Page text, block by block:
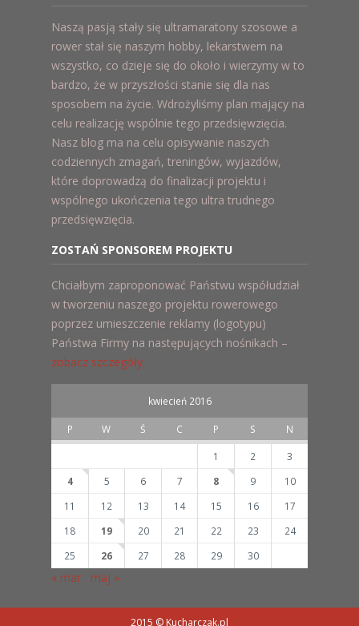
Naszą pasją stały się ultramaratony szosowe a
rower stał się naszym hobby, lekarstwem na
wszystko, co dzieje się do około i wierzymy w to
bardzo, że w przyszłości stanie się dla nas
sposobem na życie. Wdrożyliśmy plan mający na
celu realizację wspólnie tego przedsięwzięcia.
Nasz blog ma na celu opisywanie naszych
codziennych zmagań, treningów, wyjazdów,
które doprowadzą do finalizacji projektu i
wspólnego ukończenia tego ultra trudnego
przedsięwzięcia.
ZOSTAŃ SPONSOREM PROJEKTU
Chciałbym zaproponować Państwu współudział
w tworzeniu naszego projektu rowerowego
poprzez umieszczenie reklamy (logotypu)
Państwa Firmy na następujących nośnikach –
zobacz szczegóły
kwiecień 2016
P W Ś C P S N
1 2
3
4
5 6 7 8 9
10
11
12 13 14 15 16
17
18
19 20 21 22 23
24
25
26 27 28 29 30
« mar maj »
2015 © Kucharczak.pl